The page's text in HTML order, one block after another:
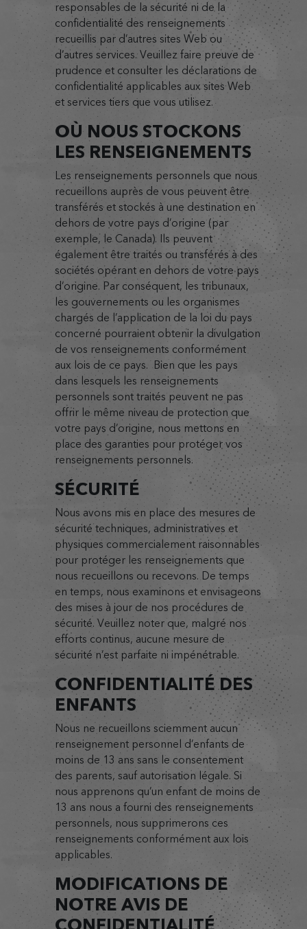
responsables de la sécurité ni de la
confidentialité des renseignements
recueillis par d’autres sites Web ou
d’autres services. Veuillez faire preuve de
prudence et consulter les déclarations de
confidentialité applicables aux sites Web
et services tiers que vous utilisez.
OÙ NOUS STOCKONS
LES RENSEIGNEMENTS
Les renseignements personnels que nous
recueillons auprès de vous peuvent être
transférés et stockés à une destination en
dehors de votre pays d’origine (par
exemple, le Canada). Ils peuvent
également être traités ou transférés à des
sociétés opérant en dehors de votre pays
d’origine. Par conséquent, les tribunaux,
les gouvernements ou les organismes
chargés de l’application de la loi du pays
concerné pourraient obtenir la divulgation
de vos renseignements conformément
aux lois de ce pays. Bien que les pays
dans lesquels les renseignements
personnels sont traités peuvent ne pas
offrir le même niveau de protection que
votre pays d’origine, nous mettons en
place des garanties pour protéger vos
renseignements personnels.
SÉCURITÉ
Nous avons mis en place des mesures de
sécurité techniques, administratives et
physiques commercialement raisonnables
pour protéger les renseignements que
nous recueillons ou recevons. De temps
en temps, nous examinons et envisageons
des mises à jour de nos procédures de
sécurité. Veuillez noter que, malgré nos
efforts continus, aucune mesure de
sécurité n’est parfaite ni impénétrable.
CONFIDENTIALITÉ DES
ENFANTS
Nous ne recueillons sciemment aucun
renseignement personnel d’enfants de
moins de 13 ans sans le consentement
des parents, sauf autorisation légale. Si
nous apprenons qu’un enfant de moins de
13 ans nous a fourni des renseignements
personnels, nous supprimerons ces
renseignements conformément aux lois
applicables.
MODIFICATIONS DE
NOTRE AVIS DE